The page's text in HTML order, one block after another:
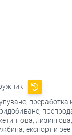
експорт и